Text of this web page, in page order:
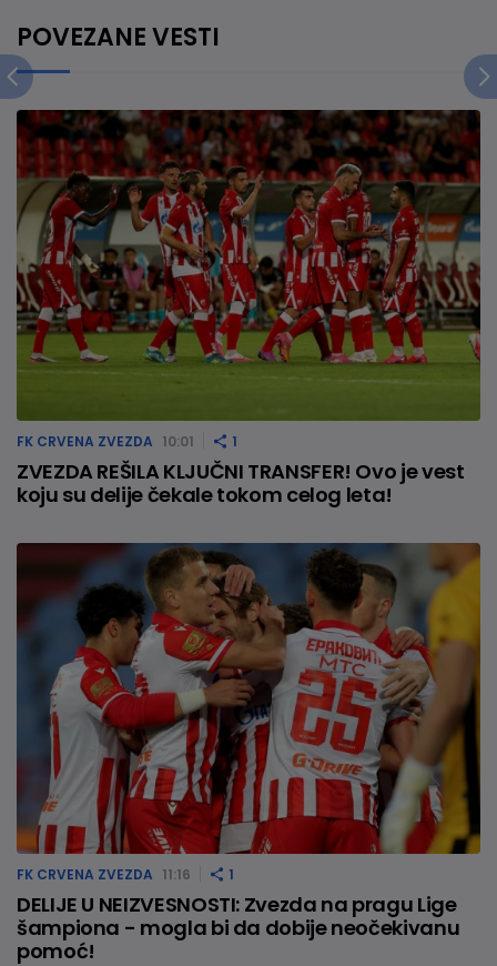
POVEZANE VESTI
FK CRVENA ZVEZDA 10:01 1
ZVEZDA REŠILA KLJUČNI TRANSFER! Ovo je vest
koju su delije čekale tokom celog leta!
FK CRVENA ZVEZDA 11:16 1
DELIJE U NEIZVESNOSTI: Zvezda na pragu Lige
šampiona - mogla bi da dobije neočekivanu
pomoć!